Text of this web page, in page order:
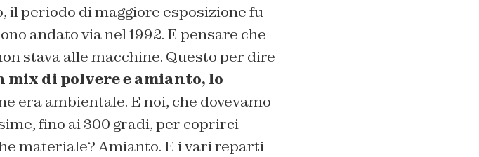
il periodo di maggiore esposizione fu
andato via nel 1992. E pensare che
stava alle macchine. Questo per dire
mix di polvere e amianto, lo
era ambientale. E noi, che dovevamo
fino ai 300 gradi, per coprirci
materiale? Amianto. E i vari reparti